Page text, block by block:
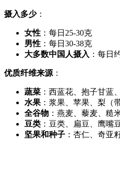
摄入多少：
女性 ：每日25-30克
男性 ：每日30-38克
大多数中国人摄入 ：每日
优质纤维来源 ：
蔬菜 ：西蓝花、抱子甘蓝
水果 ：浆果、苹果、梨（
全谷物 ：燕麦、藜麦、糙
豆类 ：豆类、扁豆、鹰嘴
坚果和种子 ：杏仁、奇亚